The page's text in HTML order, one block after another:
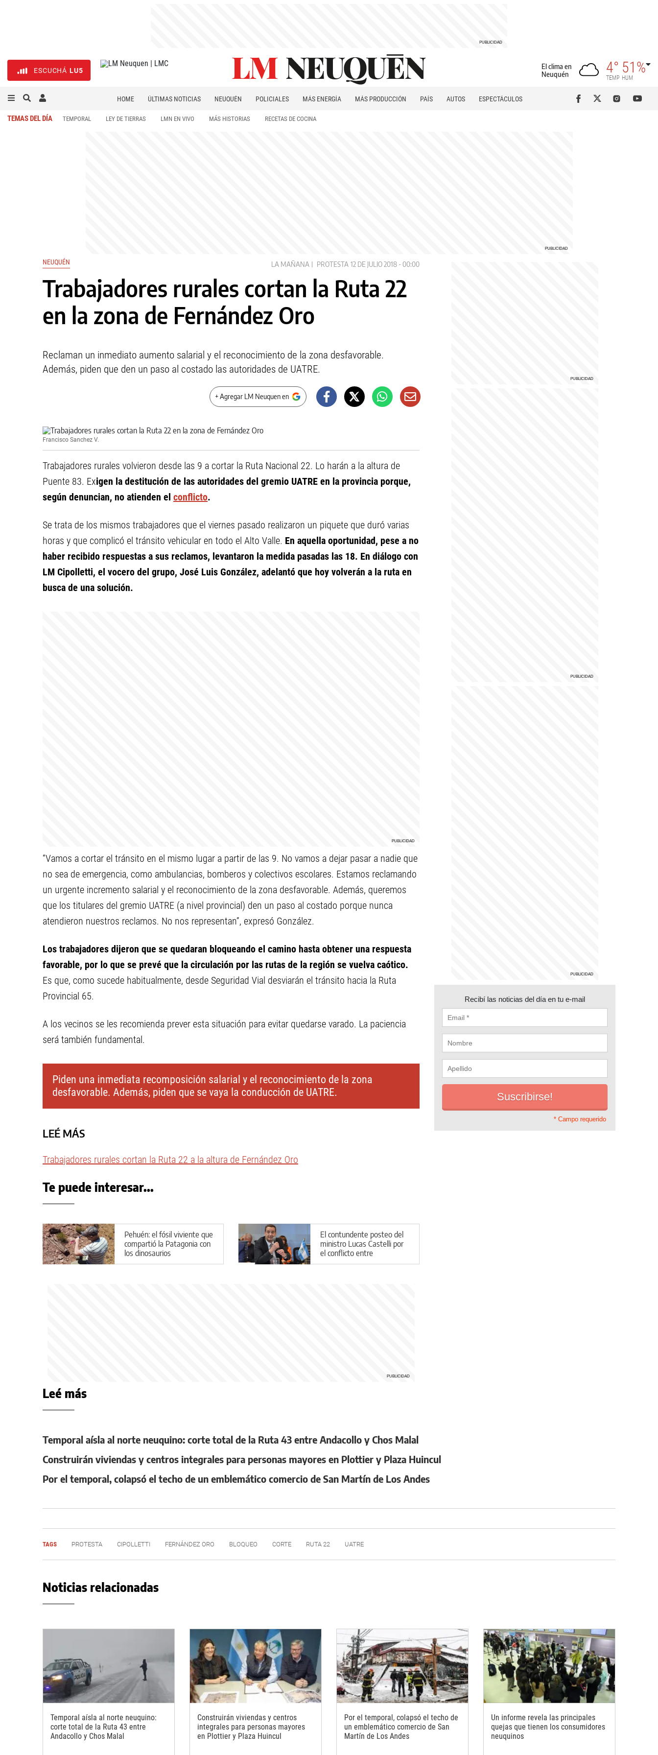
ESCUCHÁ LU5
El clima en
Neuquén
4°
TEMP
51%
HUM
HOME ÚLTIMAS NOTICIAS NEUQUÉN POLICIALES MÁS ENERGÍA MÁS PRODUCCIÓN PAÍS AUTOS
ESPECTÁCULOS
TEMAS DEL DÍA TEMPORAL LEY DE TIERRAS LMN EN VIVO MÁS HISTORIAS RECETAS DE COCINA
NEUQUÉN LA MAÑANA PROTESTA 12 DE JULIO 2018 - 00:00
Trabajadores rurales cortan la Ruta 22
en la zona de Fernández Oro
Reclaman un inmediato aumento salarial y el reconocimiento de la zona desfavorable.
Además, piden que den un paso al costado las autoridades de UATRE.
+ Agregar LM Neuquen en
Francisco Sanchez V.
Trabajadores rurales volvieron desde las 9 a cortar la Ruta Nacional 22. Lo harán a la altura de
Puente 83. Exigen la destitución de las autoridades del gremio UATRE en la provincia porque,
según denuncian, no atienden el conflicto.
Se trata de los mismos trabajadores que el viernes pasado realizaron un piquete que duró varias
horas y que complicó el tránsito vehicular en todo el Alto Valle. En aquella oportunidad, pese a no
haber recibido respuestas a sus reclamos, levantaron la medida pasadas las 18. En diálogo con
LM Cipolletti, el vocero del grupo, José Luis González, adelantó que hoy volverán a la ruta en
busca de una solución.
“Vamos a cortar el tránsito en el mismo lugar a partir de las 9. No vamos a dejar pasar a nadie que
no sea de emergencia, como ambulancias, bomberos y colectivos escolares. Estamos reclamando
un urgente incremento salarial y el reconocimiento de la zona desfavorable. Además, queremos
que los titulares del gremio UATRE (a nivel provincial) den un paso al costado porque nunca
atendieron nuestros reclamos. No nos representan”, expresó González.
Los trabajadores dijeron que se quedaran bloqueando el camino hasta obtener una respuesta
favorable, por lo que se prevé que la circulación por las rutas de la región se vuelva caótico.
Es que, como sucede habitualmente, desde Seguridad Vial desviarán el tránsito hacia la Ruta
Provincial 65.
A los vecinos se les recomienda prever esta situación para evitar quedarse varado. La paciencia
será también fundamental.
Piden una inmediata recomposición salarial y el reconocimiento de la zona
desfavorable. Además, piden que se vaya la conducción de UATRE.
LEÉ MÁS
Trabajadores rurales cortan la Ruta 22 a la altura de Fernández Oro
Te puede interesar...
Pehuén: el fósil viviente que
compartió la Patagonia con
los dinosaurios
El contundente posteo del
ministro Lucas Castelli por
el conflicto entre
Halliburton y las pymes
Recibí las noticias del día en tu e-mail
* Campo requerido
Leé más
Temporal aísla al norte neuquino: corte total de la Ruta 43 entre Andacollo y Chos Malal
Construirán viviendas y centros integrales para personas mayores en Plottier y Plaza Huincul
Por el temporal, colapsó el techo de un emblemático comercio de San Martín de Los Andes
TAGS PROTESTA CIPOLLETTI FERNÁNDEZ ORO BLOQUEO CORTE RUTA 22 UATRE
Noticias relacionadas
Temporal aísla al norte neuquino:
corte total de la Ruta 43 entre
Andacollo y Chos Malal
Construirán viviendas y centros
integrales para personas mayores
en Plottier y Plaza Huincul
Por el temporal, colapsó el techo de
un emblemático comercio de San
Martín de Los Andes
Un informe revela las principales
quejas que tienen los consumidores
neuquinos